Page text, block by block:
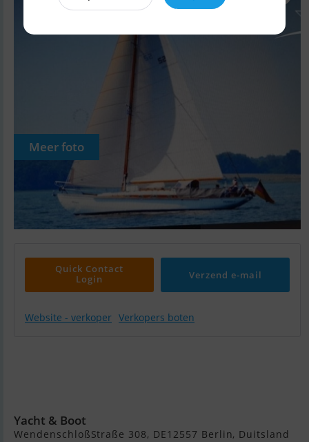
Meer foto
Quick Contact
Login
Verzend e-mail
Website - verkoper Verkopers boten
Yacht & Boot
WendenschloßStraße 308, DE12557 Berlin, Duitsland